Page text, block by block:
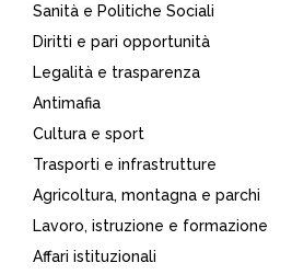
Sanità e Politiche Sociali
Diritti e pari opportunità
Legalità e trasparenza
Antimafia
Cultura e sport
Trasporti e infrastrutture
Agricoltura, montagna e parchi
Lavoro, istruzione e formazione
Affari istituzionali